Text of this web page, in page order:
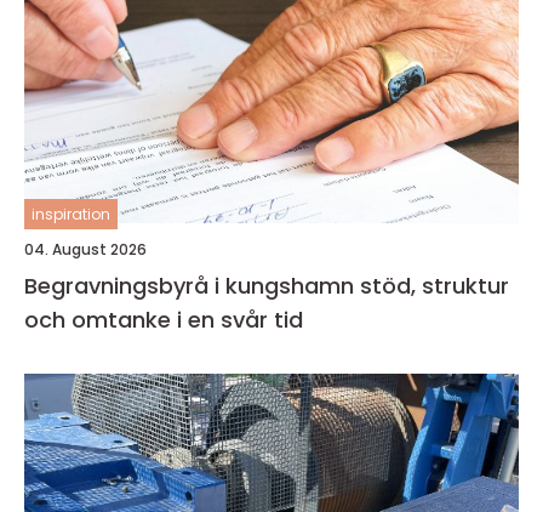
inspiration
04. August 2026
Begravningsbyrå i kungshamn stöd, struktur
och omtanke i en svår tid